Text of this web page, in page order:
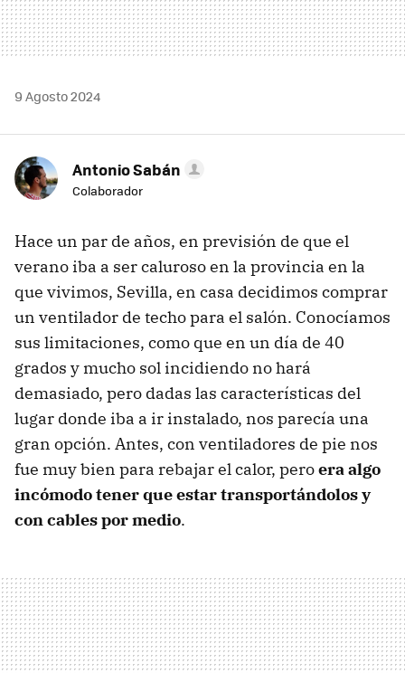
9 Agosto 2024
Antonio Sabán
Colaborador
Hace un par de años, en previsión de que el
verano iba a ser caluroso en la provincia en la
que vivimos, Sevilla, en casa decidimos comprar
un ventilador de techo para el salón. Conocíamos
sus limitaciones, como que en un día de 40
grados y mucho sol incidiendo no hará
demasiado, pero dadas las características del
lugar donde iba a ir instalado, nos parecía una
gran opción. Antes, con ventiladores de pie nos
fue muy bien para rebajar el calor, peroera algo
incómodo tener que estar transportándolos y
con cables por medio.